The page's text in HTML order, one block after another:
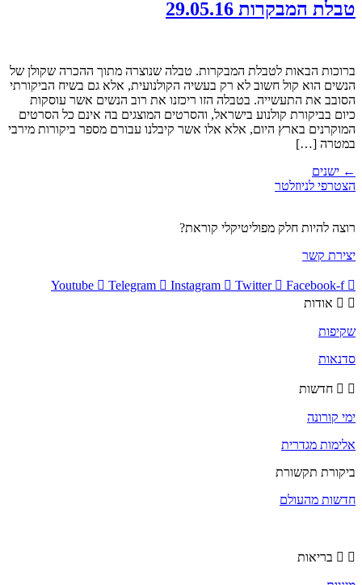
טבלת המבקרות 29.05.16
ברוכות הבאות לטבלת המבקרות. טבלה שנוצרה מתוך ההכרה שקולן של
הנשים הוא קול חשוב לא רק בעשיה הקולנועית, אלא גם בשיח הביקורתי
הסובב את התעשייה. בטבלה הזו ריכזנו את רוב הנשים אשר עוסקות
כיום בביקורת קולנוע בישראל, והסרטים המוצגים בה אינם כל הסרטים
המוקרנים בארץ היום, אלא אלו אשר קיבלנו עבורם מספר ביקורות מירבי
במטרה […]
← ישנים
הצטרפי לניוזלטר
רוצה להיות חלק מפוליטיקלי קוראת?
יצירת קשר
Youtube Telegram Instagram Twitter
Facebook-f
אודות
שקיפות
סדנאות
חדשות
ימי קורונה
אלימות מגדרית
ביקורת תקשורת
חדשות מהעולם
בריאות